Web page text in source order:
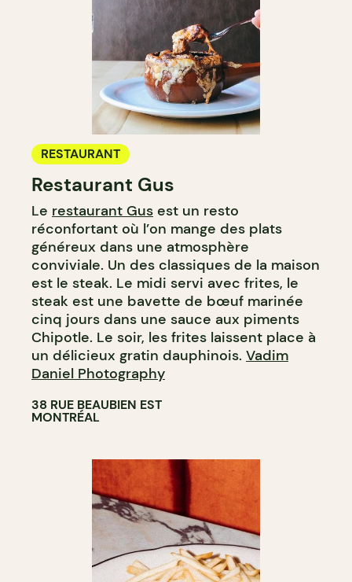
RESTAURANT
Restaurant Gus
Le restaurant Gus est un resto
réconfortant où l’on mange des plats
généreux dans une atmosphère
conviviale. Un des classiques de la maison
est le steak. Le midi servi avec frites, le
steak est une bavette de bœuf marinée
cinq jours dans une sauce aux piments
Chipotle. Le soir, les frites laissent place à
un délicieux gratin dauphinois. Vadim
Daniel Photography
38 RUE BEAUBIEN EST
MONTRÉAL